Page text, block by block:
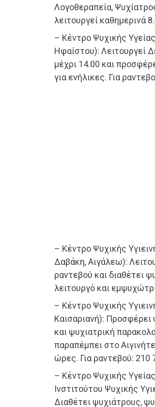
Λογοθεραπεία,
λειτουργεί καθημερινά
– Κέντρο Ψυχικής
Ηφαίστου): Λειτουργεί
μέχρι 14.00 και
για ενήλικες. Για
– Κέντρο Ψυχικής
Δαβάκη, Αιγάλεω):
ραντεβού και διαθέτει
λειτουργό και
– Κέντρο Ψυχικής
Καισαριανή):
και ψυχιατρική
παραπέμπει στο
ώρες. Για ραντεβού: 210
– Κέντρο Ψυχικής
Ινστιτούτου Ψυχικής
Διαθέτει ψυχιάτρους,